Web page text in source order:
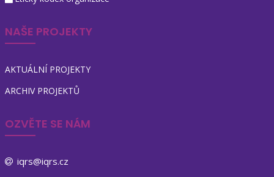
NAŠE PROJEKTY
AKTUÁLNÍ PROJEKTY
ARCHIV PROJEKTŮ
OZVĚTE SE NÁM
iqrs@iqrs.cz